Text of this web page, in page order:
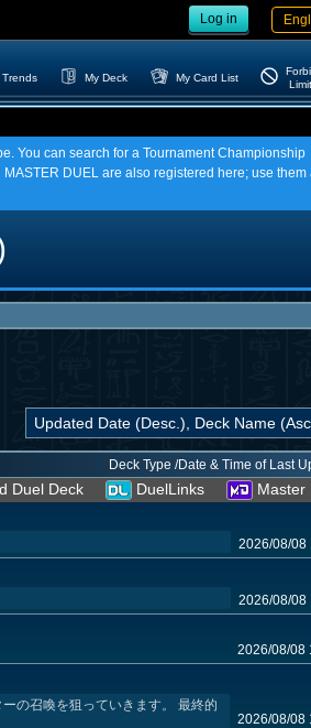
Log in
Trends My Deck My Card List
You can search for a Tournament Championship
DUEL are also registered here; use them
Deck Type /Date & Time of Last
Duel Deck DuelLinks
Master
2026/08/08
2026/08/08
2026/08/08
の召喚を狙っていきます。 最終的
2026/08/08